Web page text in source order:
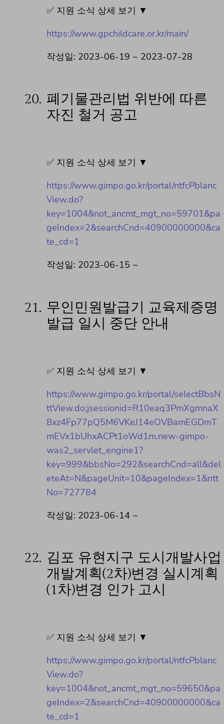
✅ 지원 소식 상세 보기 ▼
https://www.gpchildcare.or.kr/main/
작성일: 2023-06-19 ~ 2023-07-28
20. 폐기물관리법 위반에 따른
자진 철거 공고
✅ 지원 소식 상세 보기 ▼
https://www.gimpo.go.kr/portal/ntfcPblanc
View.do?
key=1004&not_ancmt_mgt_no=59701&pa
geIndex=2&searchCnd=40900000000&ca
te_cd=1
작성일: 2023-06-15 ~
21. 무인민원발급기 교육제증명
발급 일시 중단 안내
✅ 지원 소식 상세 보기 ▼
https://www.gimpo.go.kr/portal/selectBbsN
ttView.do;jsessionid=R10eaq3PmXgmnaX
8xz4Fp77pQ5M6VKeJ14eOVBamEGDmT
mEVx1bUhxACPt1oWd1m.new-gimpo-
was2_servlet_engine1?
key=999&bbsNo=292&searchCnd=all&del
eteAt=N&pageUnit=10&pageIndex=1&ntt
No=727784
작성일: 2023-06-14 ~
22. 김포 유현지구 도시개발사업
개발계획(2차)변경 실시계획
(1차)변경 인가 고시
✅ 지원 소식 상세 보기 ▼
https://www.gimpo.go.kr/portal/ntfcPblanc
View.do?
key=1004&not_ancmt_mgt_no=59650&pa
geIndex=2&searchCnd=40900000000&ca
te_cd=1